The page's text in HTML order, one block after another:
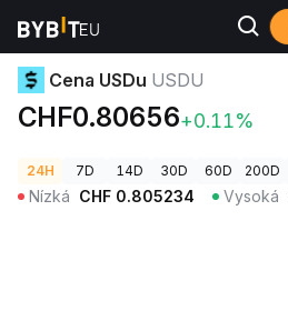
Ceny kryptoměn Cena USDu USDU
Cena USDu USDU
CHF0.80656+0.11%
24H 7D 14D 30D 60D 200D
Nízká CHF 0.805234 Vysoká